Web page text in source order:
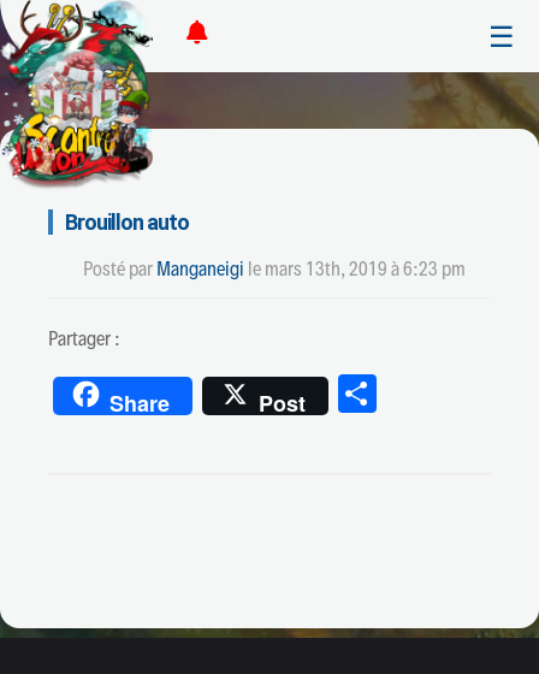
☰
Brouillon auto
Posté par Manganeigi le mars 13th, 2019 à 6:23 pm
Partager :
Share Post